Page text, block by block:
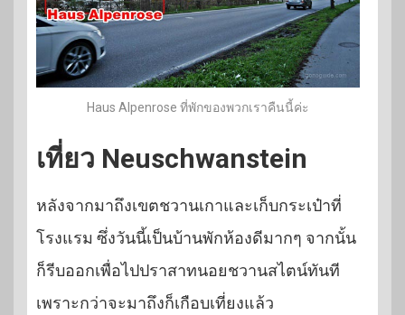
Haus Alpenrose ที่พักของพวกเราคืนนี้ค่ะ
เที่ยว Neuschwanstein
หลังจากมาถึงเขตชวานเกาและเก็บกระเป๋าที่
โรงแรม ซึ่งวันนี้เป็นบ้านพักห้องดีมากๆ จากนั้น
ก็รีบออกเพื่อไปปราสาทนอยชวานสไตน์ทันที
เพราะกว่าจะมาถึงก็เกือบเที่ยงแล้ว